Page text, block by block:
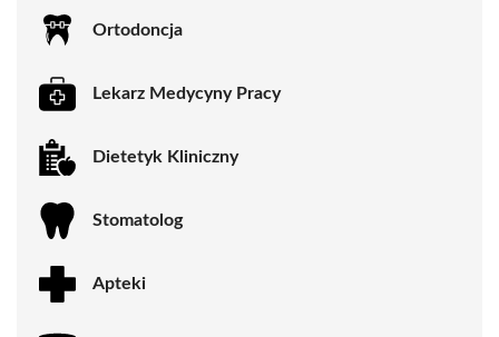
Ortodoncja
Lekarz Medycyny Pracy
Dietetyk Kliniczny
Stomatolog
Apteki